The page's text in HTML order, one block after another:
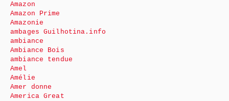
Amazon
Amazon Prime
Amazonie
ambages Guilhotina.info
ambiance
Ambiance Bois
ambiance tendue
Amel
Amélie
Amer donne
America Great